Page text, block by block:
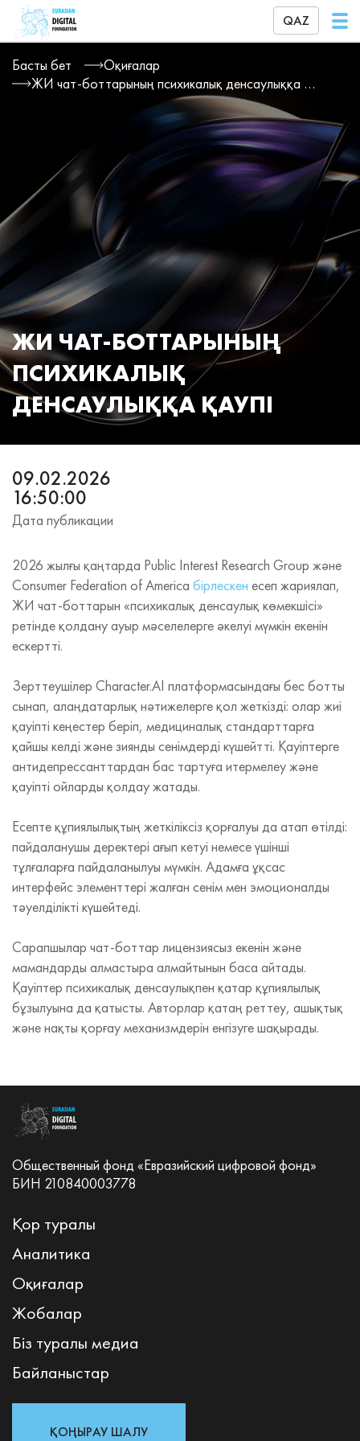
QAZ
Басты бет
Оқиғалар
ЖИ чат-боттарының психикалық денсаулыққа қаупі
ЖИ ЧАТ-БОТТАРЫНЫҢ
ПСИХИКАЛЫҚ
ДЕНСАУЛЫҚҚА ҚАУПІ
09.02.2026
16:50:00
Дата публикации
2026 жылғы қаңтарда Public Interest Research Group және
Consumer Federation of America бірлескен есеп жариялап,
ЖИ чат-боттарын «психикалық денсаулық көмекшісі»
ретінде қолдану ауыр мәселелерге әкелуі мүмкін екенін
ескертті.
Зерттеушілер Character.AI платформасындағы бес ботты
сынап, алаңдатарлық нәтижелерге қол жеткізді: олар жиі
қауіпті кеңестер беріп, медициналық стандарттарға
қайшы келді және зиянды сенімдерді күшейтті. Қауіптерге
антидепрессанттардан бас тартуға итермелеу және
қауіпті ойларды қолдау жатады.
Есепте құпиялылықтың жеткіліксіз қорғалуы да атап өтілді:
пайдаланушы деректері ағып кетуі немесе үшінші
тұлғаларға пайдаланылуы мүмкін. Адамға ұқсас
интерфейс элементтері жалған сенім мен эмоционалды
тәуелділікті күшейтеді.
Сарапшылар чат-боттар лицензиясыз екенін және
мамандарды алмастыра алмайтынын баса айтады.
Қауіптер психикалық денсаулықпен қатар құпиялылық
бұзылуына да қатысты. Авторлар қатаң реттеу, ашықтық
және нақты қорғау механизмдерін енгізуге шақырады.
Общественный фонд «Евразийский цифровой фонд»
БИН 210840003778
Қор туралы
Аналитика
Оқиғалар
Жобалар
Біз туралы медиа
Байланыстар
ҚОҢЫРАУ ШАЛУ